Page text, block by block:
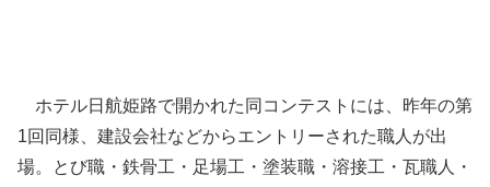
ホテル日航姫路で開かれた同コンテストには、昨年の第
1回同様、建設会社などからエントリーされた職人が出
場。とび職・鉄骨工・足場工・塗装職・溶接工・瓦職人・